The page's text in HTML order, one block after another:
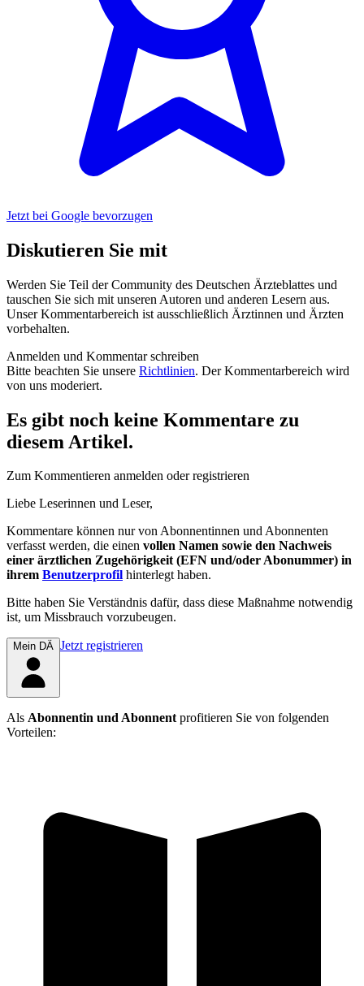
Jetzt bei Google bevorzugen
Diskutieren Sie mit
Werden Sie Teil der Community des Deutschen Ärzteblattes und
tauschen Sie sich mit unseren Autoren und anderen Lesern aus.
Unser Kommentarbereich ist ausschließlich Ärztinnen und Ärzten
vorbehalten.
Anmelden und Kommentar schreiben
Bitte beachten Sie unsere Richtlinien. Der Kommentarbereich wird
von uns moderiert.
Es gibt noch keine Kommentare zu
diesem Artikel.
Zum Kommentieren anmelden oder registrieren
Liebe Leserinnen und Leser,
Kommentare können nur von Abonnentinnen und Abonnenten
verfasst werden, die einen vollen Namen sowie den Nachweis
einer ärztlichen Zugehörigkeit (EFN und/oder Abonummer) in
ihrem Benutzerprofil hinterlegt haben.
Bitte haben Sie Verständnis dafür, dass diese Maßnahme notwendig
ist, um Missbrauch vorzubeugen.
Mein DÄ Jetzt registrieren
Als Abonnentin und Abonnentprofitieren Sie von folgenden
Vorteilen: